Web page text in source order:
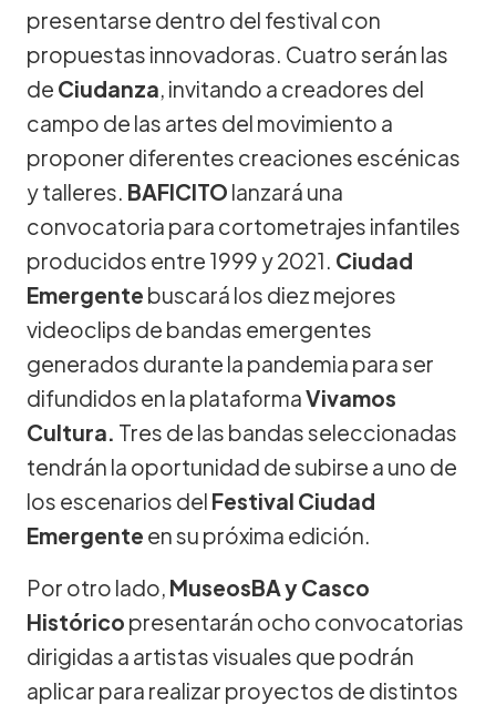
presentarse dentro del festival con
propuestas innovadoras. Cuatro serán las
de Ciudanza, invitando a creadores del
campo de las artes del movimiento a
proponer diferentes creaciones escénicas
y talleres. BAFICITO lanzará una
convocatoria para cortometrajes infantiles
producidos entre 1999 y 2021. Ciudad
Emergente buscará los diez mejores
videoclips de bandas emergentes
generados durante la pandemia para ser
difundidos en la plataformaVivamos
Cultura. Tres de las bandas seleccionadas
tendrán la oportunidad de subirse a uno de
los escenarios del Festival Ciudad
Emergente en su próxima edición.
Por otro lado, MuseosBA y Casco
Histórico presentarán ocho convocatorias
dirigidas a artistas visuales que podrán
aplicar para realizar proyectos de distintos